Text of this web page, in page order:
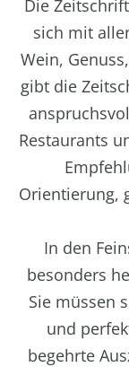
Die
sich mit
Wein,
gibt die
Restaurants
Orientierung,
In den
besonders
Sie müssen
und
begehrte